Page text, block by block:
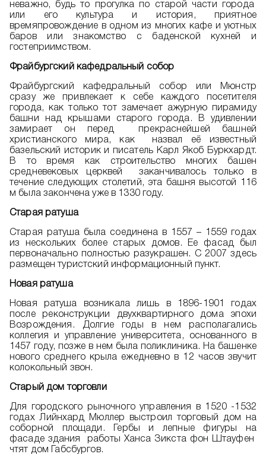
неважно, будь то прогулка по старой части города
или его культура и история, приятное
времяпровождение в одном из многих кафе и уютных
баров или знакомство с баденской кухней и
гостеприимством.
Фрайбургский кафедральный собор
Фрайбургский кафедральный собор или Мюнстр
сразу же привлекает к себе каждого посетителя
города, как только тот замечает ажурную пирамиду
башни над крышами старого города. В удивлении
замирает он перед прекраснейшей башней
христианского мира, как назвал её известный
базельский историк и писатель Карл Якоб Буркхардт.
В то время как строительство многих башен
средневековых церквей заканчивалось только в
течение следующих столетий, эта башня высотой 116
м была закончена уже в 1330 году.
Старая ратуша
Старая ратуша была соединена в 1557 – 1559 годах
из нескольких более старых домов. Ее фасад был
первоначально полностью разукрашен. С 2007 здесь
размещен туристский информационный пункт.
Новая ратуша
Новая ратуша возникала лишь в 1896-1901 годах
после реконструкции двухквартирного дома эпохи
Возрождения. Долгие годы в нем располагались
коллегия и управление университета, основанного в
1457 году, позже в нем была поликлиника. На башенке
нового среднего крыла ежедневно в 12 часов звучит
колокольный звон.
Старый дом торговли
Для городского рыночного управления в 1520 -1532
годах Лийнхард Мюллер выстроил торговый дом на
соборной площади. Гербы и лепные фигуры на
фасаде здания работы Ханса Зикста фон Штауфен
чтят дом Габсбургов.